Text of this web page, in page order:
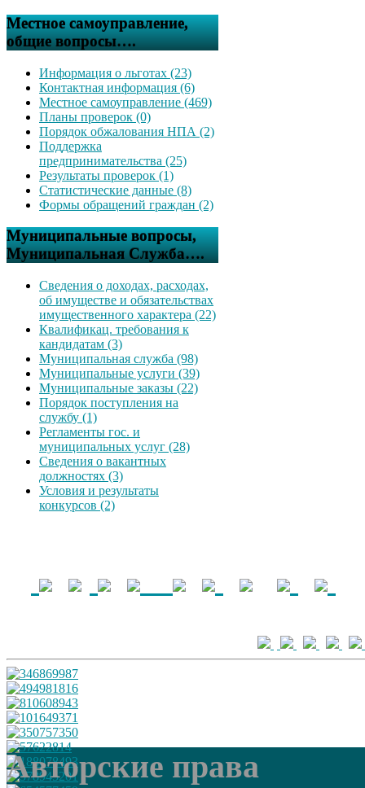
Местное самоуправление,
общие вопросы….
Информация о льготах (23)
Контактная информация (6)
Местное самоуправление (469)
Планы проверок (0)
Порядок обжалования НПА (2)
Поддержка
предпринимательства (25)
Результаты проверок (1)
Статистические данные (8)
Формы обращений граждан (2)
Муниципальные вопросы,
Муниципальная Служба….
Сведения о доходах, расходах,
об имуществе и обязательствах
имущественного характера (22)
Квалификац. требования к
кандидатам (3)
Муниципальная служба (98)
Муниципальные услуги (39)
Муниципальные заказы (22)
Порядок поступления на
службу (1)
Регламенты гос. и
муниципальных услуг (28)
Сведения о вакантных
должностях (3)
Условия и результаты
конкурсов (2)
Авторские права